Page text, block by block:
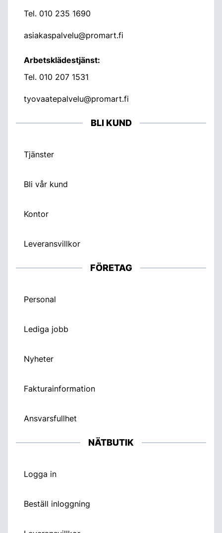
Tel. 010 235 1690
asiakaspalvelu@promart.fi
Arbetsklädestjänst:
Tel. 010 207 1531
tyovaatepalvelu@promart.fi
BLI KUND
Tjänster
Bli vår kund
Kontor
Leveransvillkor
FÖRETAG
Personal
Lediga jobb
Nyheter
Fakturainformation
Ansvarsfullhet
NÄTBUTIK
Logga in
Beställ inloggning